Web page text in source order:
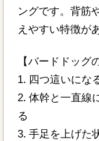
ングです。背筋
えやすい特徴が
【バードドッグ
1. 四つ這いにな
2. 体幹と一直線
る
3. 手足を上げた